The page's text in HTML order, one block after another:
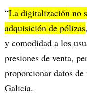
“La digitalización no
adquisición de pólizas
y comodidad a los
presiones de venta,
proporcionar datos de
Galicia.